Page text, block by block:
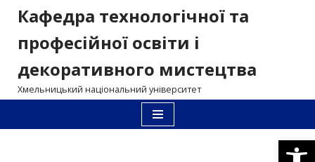
Перейти
вмісту
Кафедра технологічної та
професійної освіти і
декоративного мистецтва
Хмельницький національний університет